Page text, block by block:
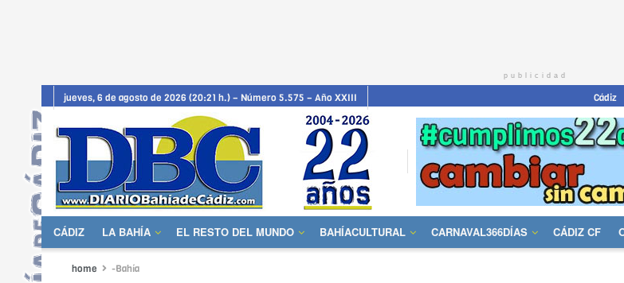
publicidad
jueves, 6 de agosto de 2026 (20:21 h.) – Número 5.575 – Año XXIII Cádiz
CÁDIZ LA BAHÍA EL RESTO DEL MUNDO BAHÍACULTURAL CARNAVAL366DÍAS CÁDIZ CF
home -Bahía